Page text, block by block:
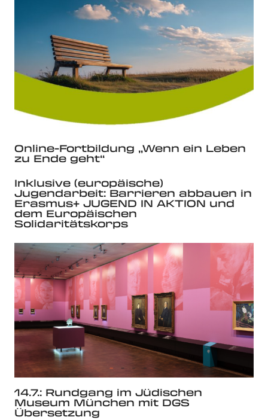
Online-Fortbildung „Wenn ein Leben
zu Ende geht“
Inklusive (europäische)
Jugendarbeit: Barrieren abbauen in
Erasmus+ JUGEND IN AKTION und
dem Europäischen
Solidaritätskorps
14.7.: Rundgang im Jüdischen
Museum München mit DGS
Übersetzung